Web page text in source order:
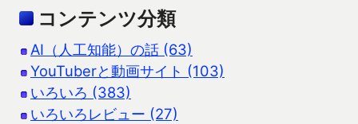
コンテンツ分類
AI（人工知能）の話 (63)
YouTuberと動画サイト (103)
いろいろ (383)
いろいろレビュー (27)